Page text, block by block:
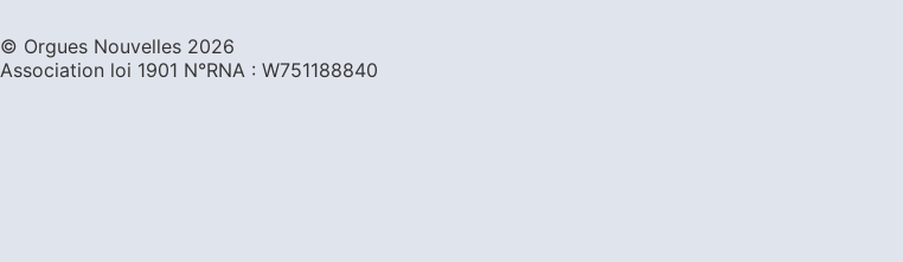
©️ Orgues Nouvelles 2026
Association loi 1901 N°RNA : W751188840